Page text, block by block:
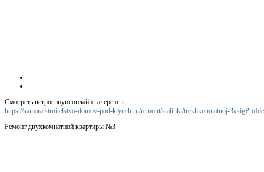
Смотреть встроенную онлайн галерею в:
https://samara.stroitelstvo-domov-pod-klyuch.ru/remont/stalinki/trekhkomnatnoj-
Ремонт двухкомнатной квартиры №3